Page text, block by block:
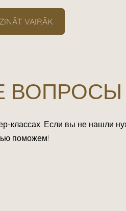
VAIRĀK​
ВОПРОСЫ
классах. Если вы не нашли
поможем!